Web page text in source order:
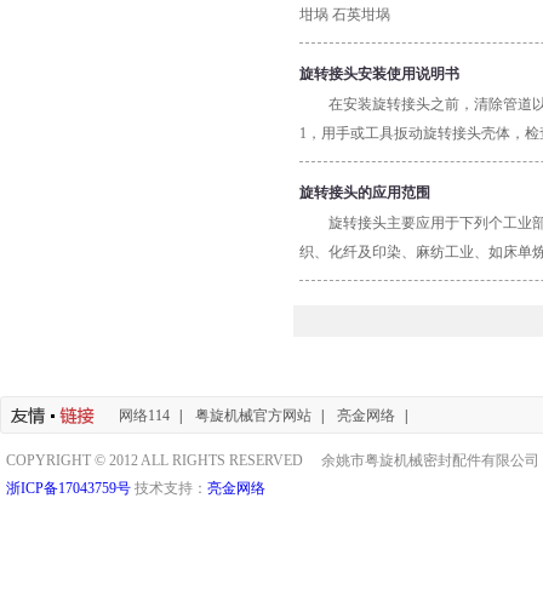
于内管于滚筒相对固定在一起并随滚
随滚筒同步运转的虹吸器，将冷凝液
不够。 处置对策：检查尺寸和精度
置对策：查找原因，修配配装设备
原因四：使用压力温度转速等超出选
脂，更换轴承。 原因六：密封摩擦
形、老化、破裂粘着。 处置对策：
坩埚 石英坩埚
旋转接头安装使用说明书
在安装旋转接头之前，清除管道
1，用手或工具扳动旋转接头壳体，
旋转接头的应用范围
旋转接头主要应用于下列个工业
织、化纤及印染、麻纺工业、如床单
学纤维制品有关加工设备等。
网络114 粤旋机械官方网站 亮金网络
COPYRIGHT © 2012 ALL RIGHTS RESERVED 余姚市粤旋机械密封配件有限公司
浙ICP备17043759号 技术支持： 亮金网络